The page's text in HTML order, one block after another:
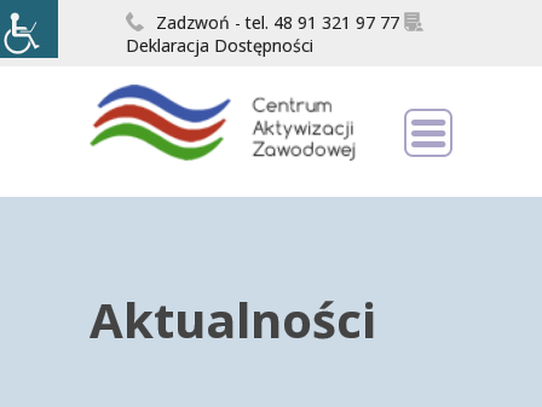
Zadzwoń - tel. 48 91 321 97 77
Deklaracja Dostępności
Aktualności